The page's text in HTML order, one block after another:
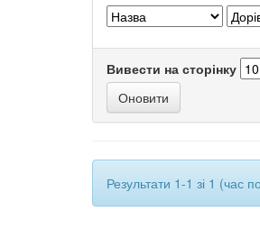
Вивести на сторінку
Результати 1-1 зі 1 (час